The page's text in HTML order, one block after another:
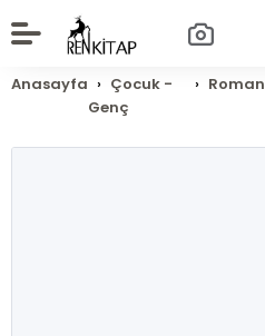
Anasayfa
Çocuk -
Genç
Roman